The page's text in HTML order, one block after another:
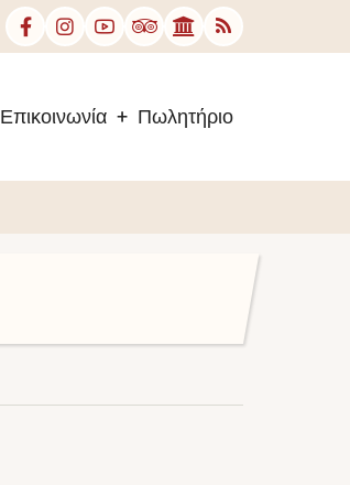
Επικοινωνία Πωλητήριο